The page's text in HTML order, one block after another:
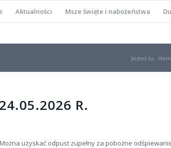
Aktualności Msze święte i nabożeństwa
Jesteś tu:
R.
Można uzyskać odpust zupełny za pobożne